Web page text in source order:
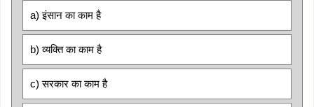
a) इंसान का काम है
b) व्यक्ति का काम है
c) सरकार का काम है